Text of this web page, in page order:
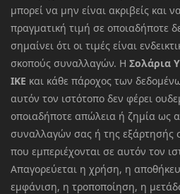
μπορεί να μην είναι ακριβείς και
πραγματική τιμή σε οποιαδήποτε
σημαίνει ότι οι τιμές είναι
σκοπούς συναλλαγών. Η Σολάρια
ΙΚΕ και κάθε πάροχος των
αυτόν τον ιστότοπο δεν φέρει
οποιαδήποτε απώλεια ή ζημία ως
συναλλαγών σας ή της εξάρτησής
που εμπεριέχονται σε αυτόν τον
Απαγορεύεται η χρήση, η
εμφάνιση, η τροποποίηση, η